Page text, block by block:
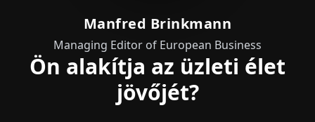
Manfred Brinkmann
Managing Editor of European Business
Ön alakítja az üzleti élet
jövőjét?